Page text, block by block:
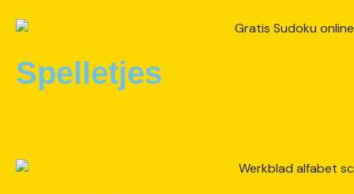
Spelletjes